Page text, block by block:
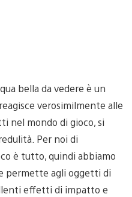
bella da vedere è un
verosimilmente alle
nel mondo di gioco, si
Per noi di
è tutto, quindi abbiamo
permette agli oggetti di
effetti di impatto e